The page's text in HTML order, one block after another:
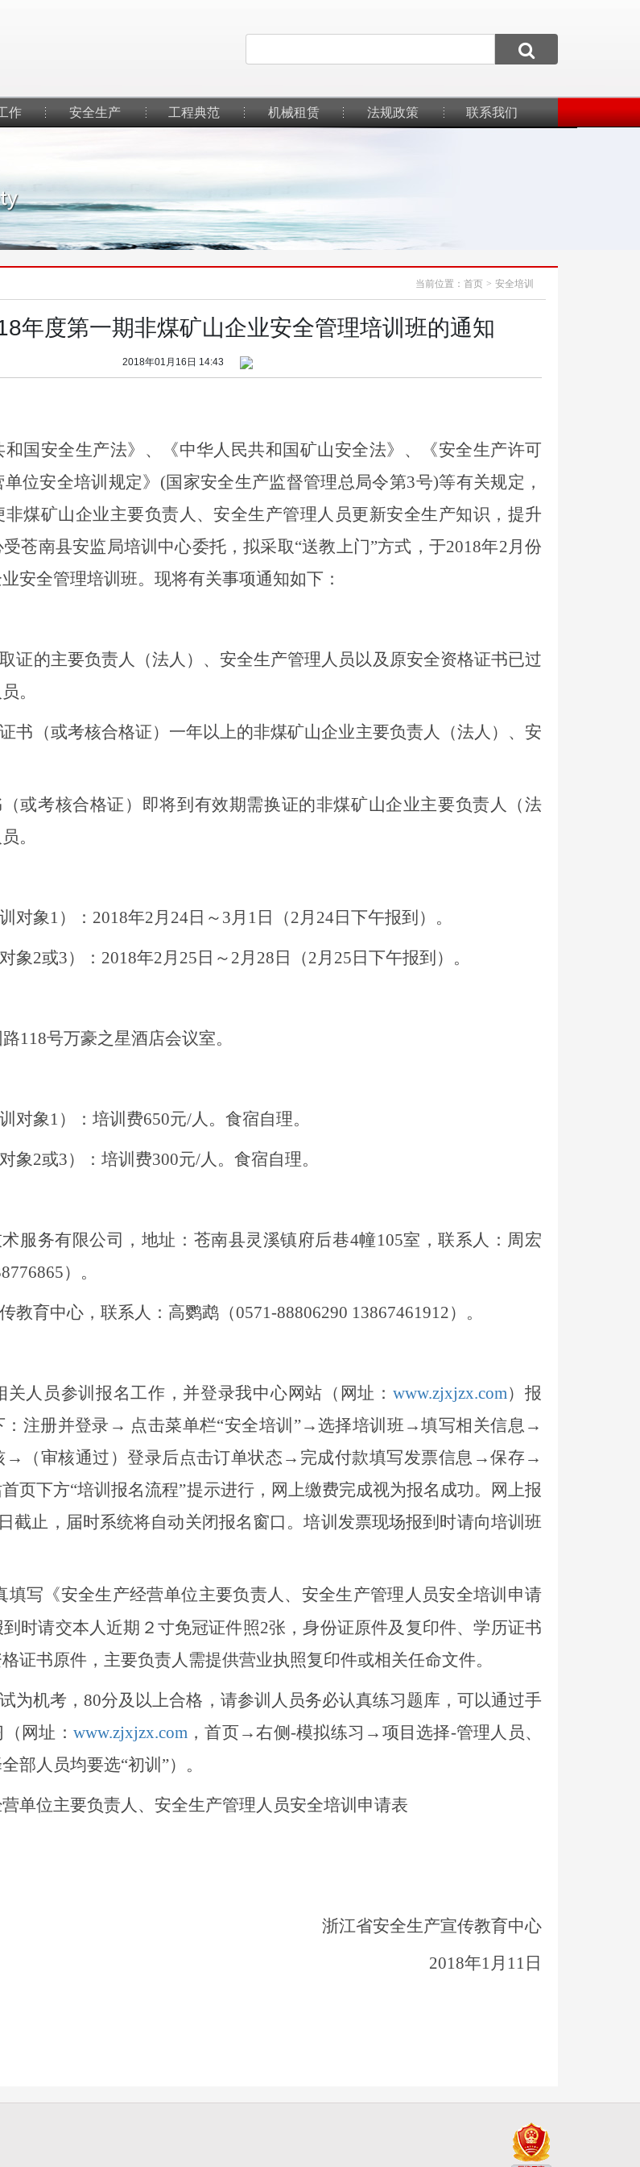
作 安全生产 工程典范 机械租赁 法规政策 联系我们
当前位置： 首页 > 安全培训
年度第一期非煤矿山企业安全管理培训班的通知
2018年01月16日 14:43
和国安全生产法》、《中华人民共和国矿山安全法》、《安全生产许可
单位安全培训规定》 (国家安全生产监督管理总局令第3号)等有关规定，
煤矿山企业主要负责人、安全生产管理人员更新安全生产知识，提升
苍南县安监局培训中心委托，拟采取“送教上门”方式，于2018年2月份
安全管理培训班。现将有关事项通知如下：
证的主要负责人（法人）、安全生产管理人员以及原安全资格证书已过
。
书 （或考核合格证） 一年以上的非煤矿山企业主要负责人（法人）、安
（或考核合格证） 即将到有效期需换证的非煤矿山企业主要负责人（法
。
对象1）：2018年2月 24日～ 3月 1 日（2月 24日下午报到）。
象2或3）：2018年2月 25 日～ 2月 28 日（2月 25 日下午报到）。
118号万豪之星酒店会议室。
对象1）：培训费650元/人。食宿自理。
象2或3）：培训费300元/人。食宿自理。
服务有限公司 ，地址：苍南县灵溪镇府后巷4幢105室，联系人：周宏
）。
教育中心，联系人：高鹦鹉（0571-88806290 13867461912）。
关人员参训报名工作，并登录我中心网站（网址： www.zjxjzx.com）报
注册并登录 → 点击菜单栏“安全培训”→选择培训班→填写相关信息→
（审核通过）登录后点击订单状态→完成付款填写发票信息→保存→
页下方“培训报名流程”提示进行，网上缴费完成视为报名成功。网上报
日截止，届时系统将自动关闭报名窗口。培训发票现场报到时请向培训班
填写《安全生产经营单位主要负责人、安全生产管理人员安全培训申请
时请交本人近期２寸免冠证件照2张，身份证原件及复印件、学历证书
证书原件，主要负责人需提供营业执照复印件或相关任命文件。
为机考，80分及以上合格，请参训人员务必认真练习题库， 可以通过手
网址： www.zjxjzx.com，首页→右侧-模拟练习 → 项目选择-管理人员、
全部人员均要选“初训”）。
单位主要负责人、安全生产管理人员安全培训申请表
浙江省安全生产宣传教育中心
2018年1月 11 日